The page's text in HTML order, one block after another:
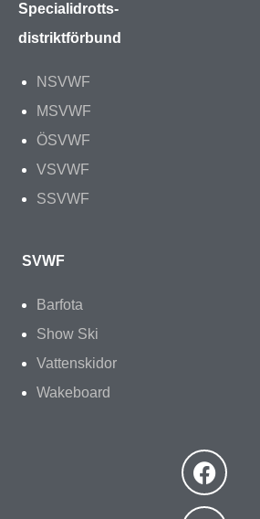
Specialidrotts-
distriktförbund
NSVWF
MSVWF
ÖSVWF
VSVWF
SSVWF
SVWF
Barfota
Show Ski
Vattenskidor
Wakeboard